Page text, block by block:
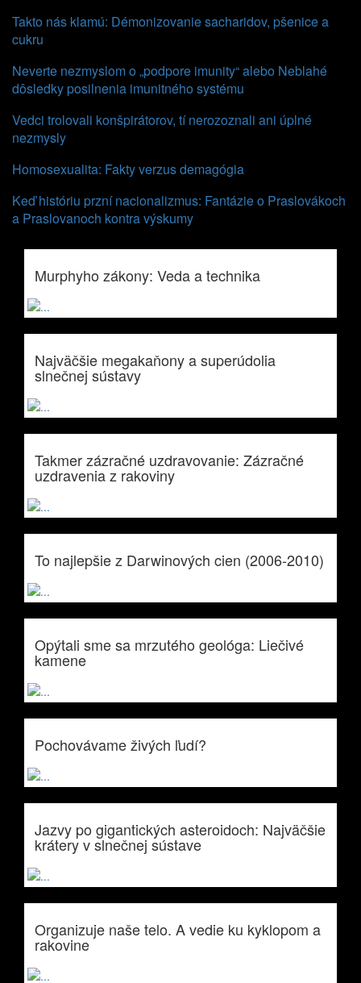
Takto nás klamú: Démonizovanie sacharidov, pšenice a
cukru
Neverte nezmyslom o „podpore imunity“ alebo Neblahé
dôsledky posilnenia imunitného systému
Vedci trolovali konšpirátorov, tí nerozoznali ani úplné
nezmysly
Homosexualita: Fakty verzus demagógia
Keď históriu przní nacionalizmus: Fantázie o Praslovákoch
a Praslovanoch kontra výskumy
Murphyho zákony: Veda a technika
Najväčšie megakaňony a superúdolia
slnečnej sústavy
Takmer zázračné uzdravovanie: Zázračné
uzdravenia z rakoviny
To najlepšie z Darwinových cien (2006-2010)
Opýtali sme sa mrzutého geológa: Liečivé
kamene
Pochovávame živých ľudí?
Jazvy po gigantických asteroidoch: Najväčšie
krátery v slnečnej sústave
Organizuje naše telo. A vedie ku kyklopom a
rakovine